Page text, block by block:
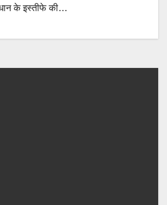
के इस्तीफे की…